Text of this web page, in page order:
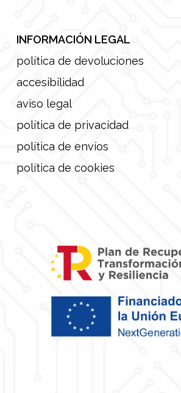
INFORMACIÓN LEGAL
política de devoluciones
accesibilidad
aviso legal
política de privacidad
política de envíos
política de cookies